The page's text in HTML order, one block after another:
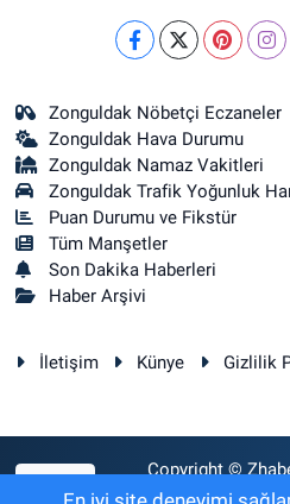
Zonguldak Nöbetçi Eczaneler
Zonguldak Hava Durumu
Zonguldak Namaz Vakitleri
Zonguldak Trafik Yoğunluk
Puan Durumu ve Fikstür
Tüm Manşetler
Son Dakika Haberleri
Haber Arşivi
İletişim Künye Gizlilik
Copyright ©